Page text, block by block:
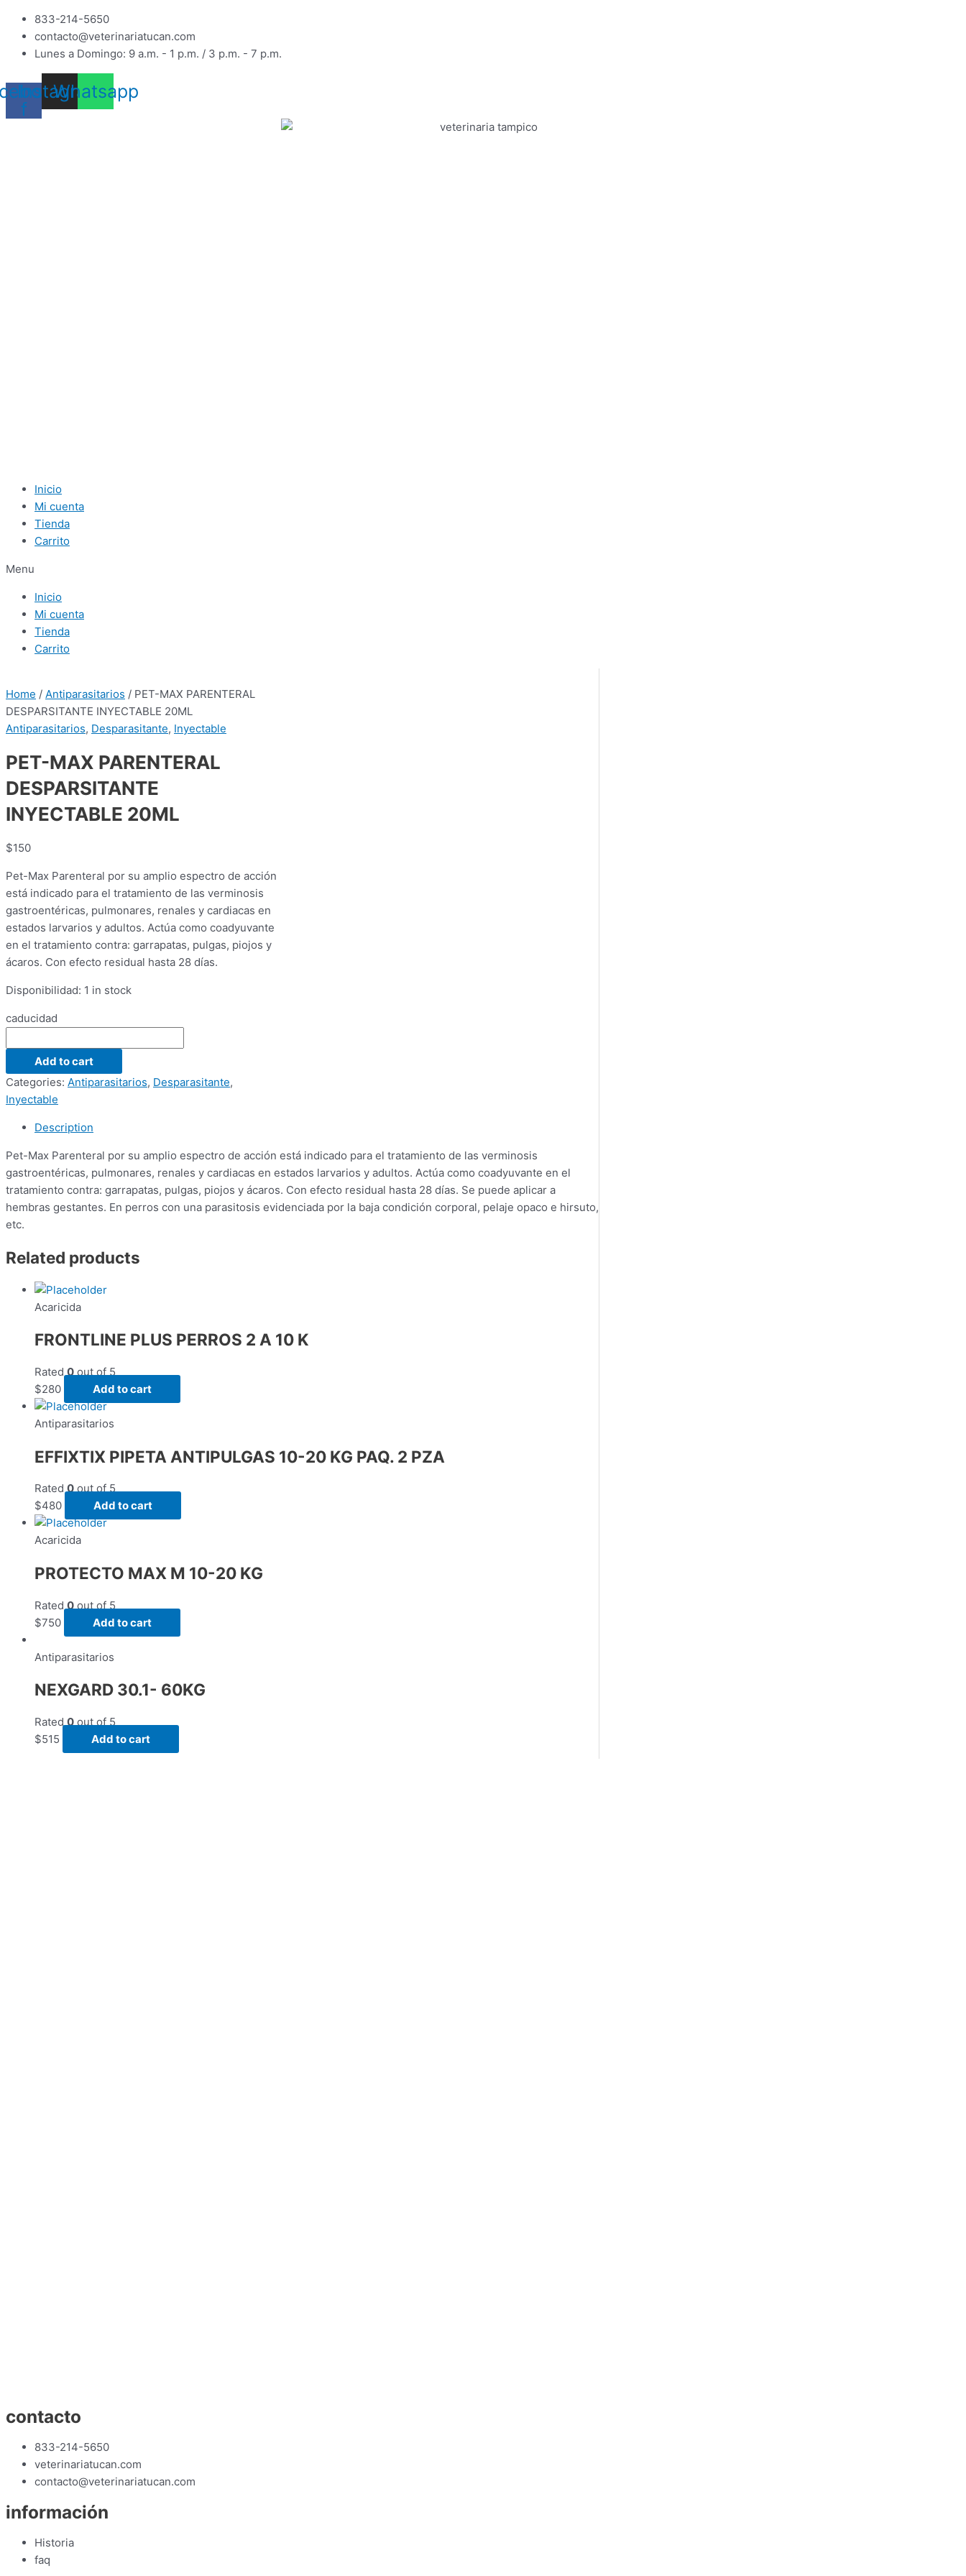
contenido
833-214-5650
contacto@veterinariatucan.com
Lunes a Domingo: 9 a.m. - 1 p.m. / 3 p.m. - 7 p.m.
f
Instagram
Whatsapp
Inicio
Mi cuenta
Tienda
Carrito
Menu
Inicio
Mi cuenta
Tienda
Carrito
Home / Antiparasitarios / PET-MAX PARENTERAL
DESPARSITANTE INYECTABLE 20ML
Antiparasitarios, Desparasitante, Inyectable
PET-MAX PARENTERAL
DESPARSITANTE
INYECTABLE 20ML
$150
Pet-Max Parenteral por su amplio espectro de acción
está indicado para el tratamiento de las verminosis
gastroentéricas, pulmonares, renales y cardiacas en
estados larvarios y adultos. Actúa como coadyuvante
en el tratamiento contra: garrapatas, pulgas, piojos y
ácaros. Con efecto residual hasta 28 días.
Disponibilidad: 1 in stock
caducidad
MAX
PARENTERAL
DESPARSITANTE
INYECTABLE
20ML
quantity
Add to cart
Categories: Antiparasitarios, Desparasitante,
Inyectable
Description
Pet-Max Parenteral por su amplio espectro de acción está indicado para el tratamiento de las verminosis
gastroentéricas, pulmonares, renales y cardiacas en estados larvarios y adultos. Actúa como coadyuvante en el
tratamiento contra: garrapatas, pulgas, piojos y ácaros. Con efecto residual hasta 28 días. Se puede aplicar a
hembras gestantes. En perros con una parasitosis evidenciada por la baja condición corporal, pelaje opaco e hirsuto,
etc.
Related products
Acaricida
FRONTLINE PLUS PERROS 2 A 10 K
Rated0out of 5
$280 Add to cart
Antiparasitarios
EFFIXTIX PIPETA ANTIPULGAS 10-20 KG PAQ. 2 PZA
Rated0out of 5
$480 Add to cart
Acaricida
PROTECTO MAX M 10-20 KG
Rated 0 out of 5
$750 Add to cart
Antiparasitarios
NEXGARD 30.1- 60KG
Rated0out of 5
$515 Add to cart
contacto
833-214-5650
veterinariatucan.com
contacto@veterinariatucan.com
información
Historia
faq